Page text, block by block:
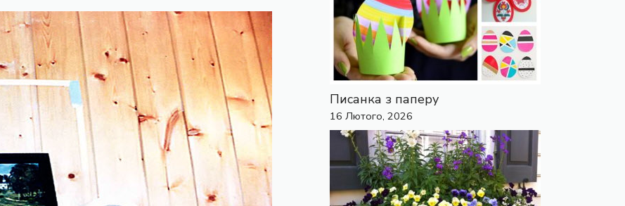
Писанка з паперу
16 Лютого, 2026